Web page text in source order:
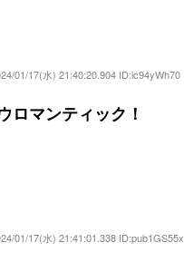
01/17(水) 21:40:20.904 ID:ic94yWh70
ロマンティック！
01/17(水) 21:41:01.338 ID:pub1GS55x